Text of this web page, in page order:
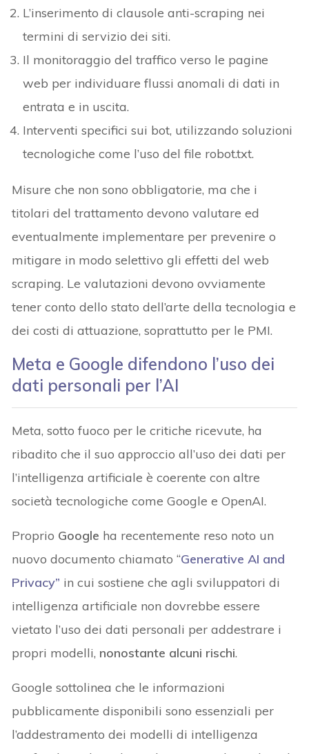
L’inserimento di clausole anti-scraping nei
termini di servizio dei siti.
Il monitoraggio del traffico verso le pagine
web per individuare flussi anomali di dati in
entrata e in uscita.
Interventi specifici sui bot, utilizzando soluzioni
tecnologiche come l’uso del file robot.txt.
Misure che non sono obbligatorie, ma che i
titolari del trattamento devono valutare ed
eventualmente implementare per prevenire o
mitigare in modo selettivo gli effetti del web
scraping. Le valutazioni devono ovviamente
tener conto dello stato dell’arte della tecnologia e
dei costi di attuazione, soprattutto per le PMI.
Meta e Google difendono l’uso dei
dati personali per l’AI
Meta, sotto fuoco per le critiche ricevute, ha
ribadito che il suo approccio all’uso dei dati per
l’intelligenza artificiale è coerente con altre
società tecnologiche come Google e OpenAI.
Proprio Google ha recentemente reso noto un
nuovo documento chiamato “Generative AI and
Privacy” in cui sostiene che agli sviluppatori di
intelligenza artificiale non dovrebbe essere
vietato l’uso dei dati personali per addestrare i
propri modelli, nonostante alcuni rischi.
Google sottolinea che le informazioni
pubblicamente disponibili sono essenziali per
l’addestramento dei modelli di intelligenza